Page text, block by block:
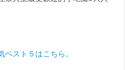
スト５はこちら。